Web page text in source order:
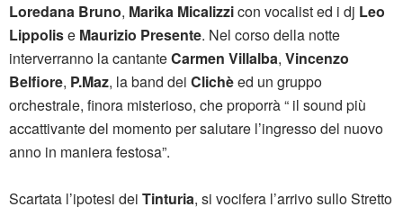
Loredana Bruno, Marika Micalizzicon vocalist ed i dj Leo
Lippolise Maurizio Presente. Nel corso della notte
interverranno la cantanteCarmen Villalba, Vincenzo
Belfiore, P.Maz, la band dei Clichèed un gruppo
orchestrale, finora misterioso, che proporrà “ il sound più
accattivante del momento per salutare l’ingresso del nuovo
anno in maniera festosa”.
Scartata l’ipotesi dei Tinturia, si vocifera l’arrivo sullo Stretto